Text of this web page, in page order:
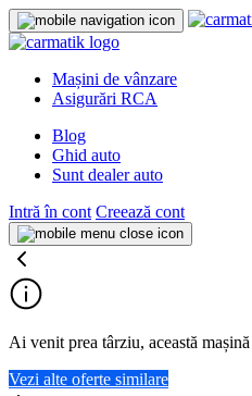
Mașini de vânzare
Asigurări RCA
Blog
Ghid auto
Sunt dealer auto
Intră în cont Creează cont
Ai venit prea târziu, această
Vezi alte oferte similare